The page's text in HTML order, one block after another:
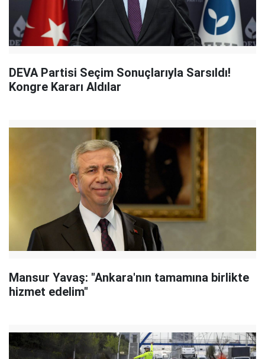
DEVA Partisi Seçim Sonuçlarıyla Sarsıldı!
Kongre Kararı Aldılar
Mansur Yavaş: "Ankara'nın tamamına birlikte
hizmet edelim"